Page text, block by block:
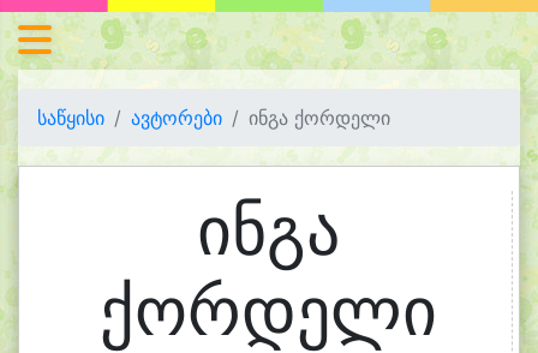
საწყისი ავტორები ინგა ქორდელი
ინგა
ქორდელი